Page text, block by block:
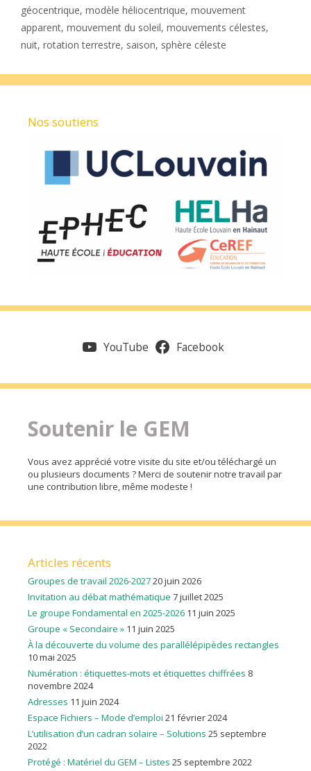
géocentrique, modèle héliocentrique, mouvement
apparent, mouvement du soleil, mouvements célestes,
nuit, rotation terrestre, saison, sphère céleste
Nos soutiens
YouTube Facebook
Soutenir le GEM
Vous avez apprécié votre visite du site et/ou téléchargé un
ou plusieurs documents ? Merci de soutenir notre travail par
une contribution libre, même modeste !
Articles récents
Groupes de travail 2026-202720 juin 2026
Invitation au débat mathématique 7 juillet 2025
Le groupe Fondamental en 2025-2026 11 juin 2025
Groupe « Secondaire » 11 juin 2025
À la découverte du volume des parallélépipèdes rectangles
10 mai 2025
Numération : étiquettes-mots et étiquettes chiffrées 8
novembre 2024
Adresses 11 juin 2024
Espace Fichiers – Mode d’emploi 21 février 2024
L’utilisation d’un cadran solaire – Solutions 25 septembre
2022
Protégé : Matériel du GEM – Listes 25 septembre 2022